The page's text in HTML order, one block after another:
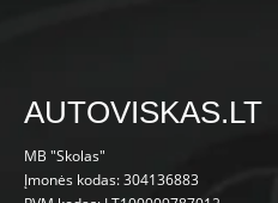
AUTOVISKAS.LT
MB "Skolas"
Įmonės kodas: 304136883